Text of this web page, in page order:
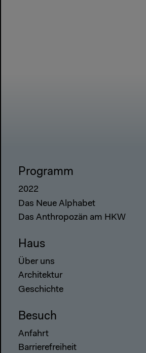
Programm
2022
Das Neue Alphabet
Das Anthropozän am HKW
Haus
Über uns
Architektur
Geschichte
Besuch
Anfahrt
Barrierefreiheit